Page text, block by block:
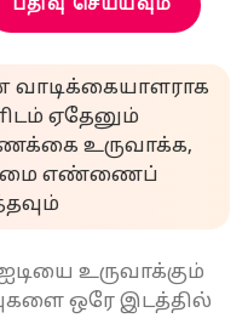
பதிவு செய்யவும்
வாடிக்கையாளராக
ஏதேனும்
உருவாக்க,
எண்ணைப்
உருவாக்கும்
ஒரே இடத்தில்